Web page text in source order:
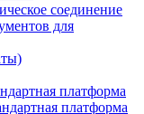
соединение
для
платформа
платформа